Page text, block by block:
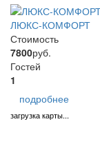
ЛЮКС-КОМФОРТ
Стоимость
7800руб.
Гостей
1
подробнее
загрузка карты...